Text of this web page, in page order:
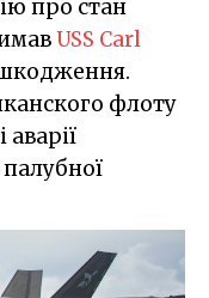
про стан
USS Carl
флоту